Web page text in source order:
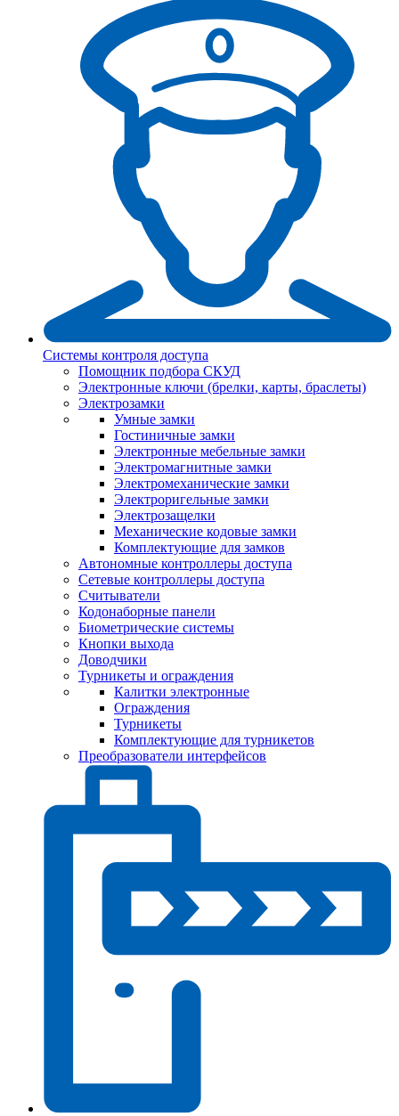
Системы контроля доступа
Помощник подбора СКУД
Электронные ключи (брелки, карты, браслеты)
Электрозамки
Умные замки
Гостиничные замки
Электронные мебельные замки
Электромагнитные замки
Электромеханические замки
Электроригельные замки
Электрозащелки
Механические кодовые замки
Комплектующие для замков
Автономные контроллеры доступа
Сетевые контроллеры доступа
Считыватели
Кодонаборные панели
Биометрические системы
Кнопки выхода
Доводчики
Турникеты и ограждения
Калитки электронные
Ограждения
Турникеты
Комплектующие для турникетов
Преобразователи интерфейсов